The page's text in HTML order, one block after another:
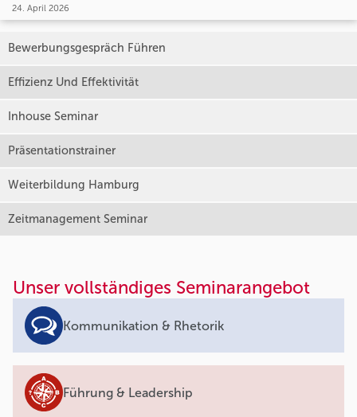
24. April 2026
Bewerbungsgespräch Führen
Effizienz Und Effektivität
Inhouse Seminar
Präsentationstrainer
Weiterbildung Hamburg
Zeitmanagement Seminar
Unser vollständiges Seminarangebot
Kommunikation & Rhetorik
Führung & Leadership